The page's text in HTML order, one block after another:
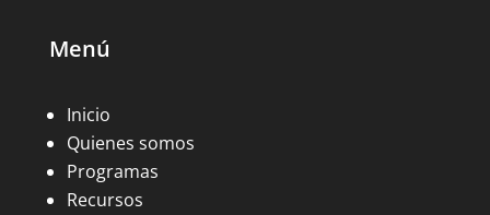
Menú
Inicio
Quienes somos
Programas
Recursos